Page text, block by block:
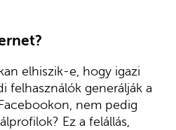
elhiszik-e, hogy igazi
felhasználók generálják a
nem pedig
Ez a felállás,